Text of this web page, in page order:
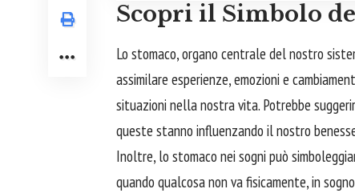
Scopri il Simbolo
Lo stomaco, organo centrale del nostro
assimilare esperienze, emozioni e
situazioni nella nostra vita. Potrebbe
queste stanno influenzando il nostro
Inoltre, lo stomaco nei sogni può
quando qualcosa non va fisicamente, in